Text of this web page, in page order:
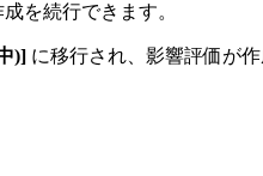
を続行できます。
)] に移行され、影響評価が作